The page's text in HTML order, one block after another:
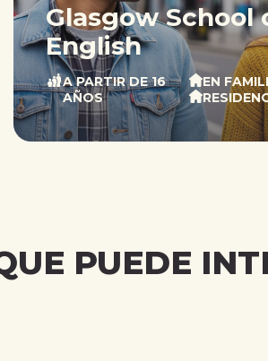
Glasgow School
English
A PARTIR DE 16
AÑOS
EN
PUEDE